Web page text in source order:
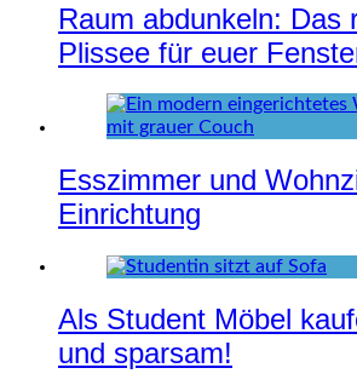
Raum abdunkeln: Das
Plissee für euer
Esszimmer und
Einrichtung
Als Student Möbel
und sparsam!